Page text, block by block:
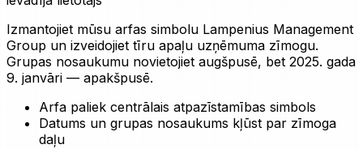
Izmantojiet mūsu arfas simbolu Lampenius Management
Group un izveidojiet tīru apaļu uzņēmuma zīmogu.
Grupas nosaukumu novietojiet augšpusē, bet 2025. gada
9. janvāri — apakšpusē.
Arfa paliek centrālais atpazīstamības simbols
Datums un grupas nosaukums kļūst par zīmoga
daļu